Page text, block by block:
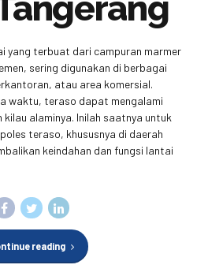
yang terbuat dari campuran marmer
sering digunakan di berbagai
atau area komersial.
waktu, teraso dapat mengalami
kilau alaminya. Inilah saatnya untuk
teraso, khususnya di daerah
keindahan dan fungsi lantai
reading